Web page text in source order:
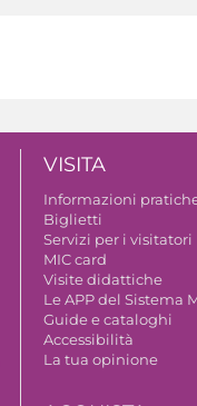
VISITA
Informazioni
Biglietti
Servizi per i visitatori
MIC card
Visite didattiche
Le APP del Sistema
Guide e cataloghi
Accessibilità
La tua opinione